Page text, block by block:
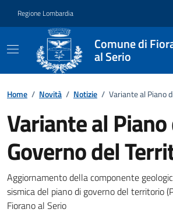
Regione Lombardia
Comune di
al Serio
Home / Novità / Notizie / Variante al Piano
Variante al
Governo del
Dettagli della notizia
Aggiornamento della componente
sismica del piano di governo del territorio
Fiorano al Serio